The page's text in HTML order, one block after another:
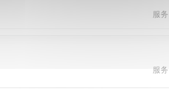
服务
服务